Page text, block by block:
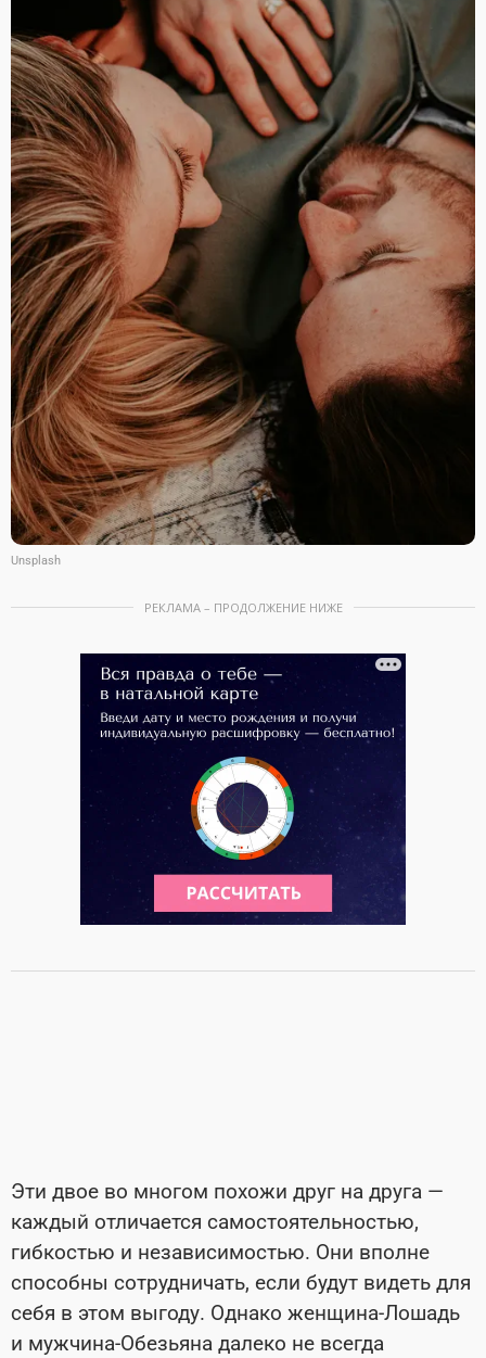
Unsplash
РЕКЛАМА – ПРОДОЛЖЕНИЕ НИЖЕ
Эти двое во многом похожи друг на друга —
каждый отличается самостоятельностью,
гибкостью и независимостью. Они вполне
способны сотрудничать, если будут видеть для
себя в этом выгоду. Однако женщина-Лошадь
и мужчина-Обезьяна далеко не всегда